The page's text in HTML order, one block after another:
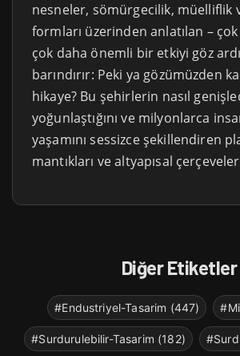
nesneler, sömürgecilik, müelliflik
formları üzerinden anlatılan –
çok daha önemli bir etkiyi göz
barındırır: Peki ya gözümüzden
hikaye? Bu şehirlerin nasıl
yoğunlaştığını ve milyonlarca
yaşamını sessizce şekillendiren
mantıkları ve altyapısal
Diğer Etiketler
#Endustriyel-Tasarim (447)
#Surdurulebilir-Tasarim (182)